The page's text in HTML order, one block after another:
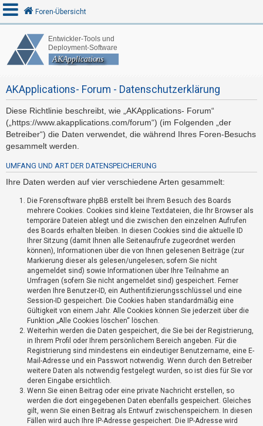
A
m
e
d
e
n
Foren-Übersicht
AKApplications- Forum - Datenschutzerklärung
Diese Richtlinie beschreibt, wie „AKApplications- Forum“
(„https://www.akapplications.com/forum“) (im Folgenden „der
Betreiber“) die Daten verwendet, die während Ihres Foren-Besuchs
gesammelt werden.
UMFANG UND ART DER DATENSPEICHERUNG
Ihre Daten werden auf vier verschiedene Arten gesammelt:
Die Forensoftware phpBB erstellt bei Ihrem Besuch des Boards
mehrere Cookies. Cookies sind kleine Textdateien, die Ihr Browser als
temporäre Dateien ablegt und die zwischen den einzelnen Aufrufen
des Boards erhalten bleiben. In diesen Cookies sind die aktuelle ID
Ihrer Sitzung (damit Ihnen alle Seitenaufrufe zugeordnet werden
können), Informationen über die von Ihnen gelesenen Beiträge (zur
Markierung dieser als gelesen/ungelesen; sofern Sie nicht
angemeldet sind) sowie Informationen über Ihre Teilnahme an
Umfragen (sofern Sie nicht angemeldet sind) gespeichert. Ferner
werden Ihre Benutzer-ID, ein Authentifizierungsschlüssel und eine
Session-ID gespeichert. Die Cookies haben standardmäßig eine
Gültigkeit von einem Jahr. Alle Cookies können Sie jederzeit über die
Funktion „Alle Cookies löschen“ löschen.
Weiterhin werden die Daten gespeichert, die Sie bei der Registrierung,
in Ihrem Profil oder Ihrem persönlichem Bereich angeben. Für die
Registrierung sind mindestens ein eindeutiger Benutzername, eine E-
Mail-Adresse und ein Passwort notwendig. Wenn durch den Betreiber
weitere Daten als notwendig festgelegt wurden, so ist dies für Sie vor
deren Eingabe ersichtlich.
Wenn Sie einen Beitrag oder eine private Nachricht erstellen, so
werden die dort eingegebenen Daten ebenfalls gespeichert. Gleiches
gilt, wenn Sie einen Beitrag als Entwurf zwischenspeichern. In diesen
Fällen wird auch Ihre IP-Adresse gespeichert. Die IP-Adresse wird